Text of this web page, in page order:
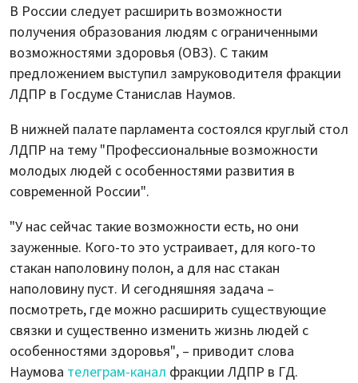
В России следует расширить возможности
получения образования людям с ограниченными
возможностями здоровья (ОВЗ). С таким
предложением выступил замруководителя фракции
ЛДПР в Госдуме Станислав Наумов.
В нижней палате парламента состоялся круглый стол
ЛДПР на тему "Профессиональные возможности
молодых людей с особенностями развития в
современной России".
"У нас сейчас такие возможности есть, но они
зауженные. Кого-то это устраивает, для кого-то
стакан наполовину полон, а для нас стакан
наполовину пуст. И сегодняшняя задача –
посмотреть, где можно расширить существующие
связки и существенно изменить жизнь людей с
особенностями здоровья", – приводит слова
Наумова телеграм-канал фракции ЛДПР в ГД.